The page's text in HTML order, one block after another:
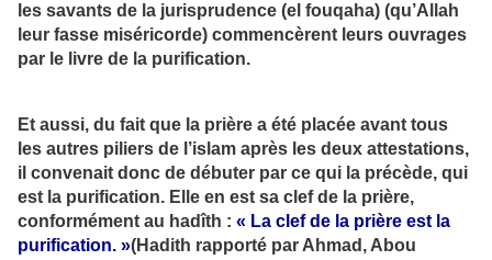
les savants de la jurisprudence (el fouqaha) (qu’Allah
leur fasse miséricorde) commencèrent leurs ouvrages
par le livre de la purification.
Et aussi, du fait que la prière a été placée avant tous
les autres piliers de l’islam après les deux attestations,
il convenait donc de débuter par ce qui la précède, qui
est la purification. Elle en est sa clef de la prière,
conformément au hadîth : « La clef de la prière est la
purification. »(Hadith rapporté par Ahmad, Abou